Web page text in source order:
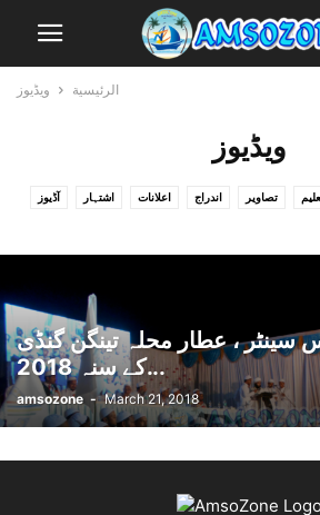
الرئيسية ویڈیوز
ویڈیوز
آڈیوز اشتہار اعلانات اندراج تصاویر
سینٹر ، عطار محلہ تینگن گنڈی
کے سنہ 2018...
amsozone - March 21, 2018